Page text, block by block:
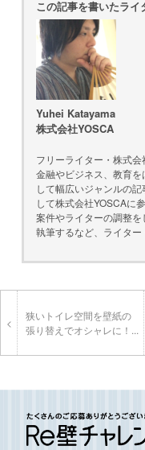
この記事を書いたライ
Yuhei Katayama
株式会社YOSCA
フリーライター・株式
金融やビジネス、教育
して幅広いジャンルの
して株式会社YOSCAに
案件やライターの調整
執筆するなど、ライター
<
狭いトイレ空間を壁紙の
張り替えでオシャレに！...